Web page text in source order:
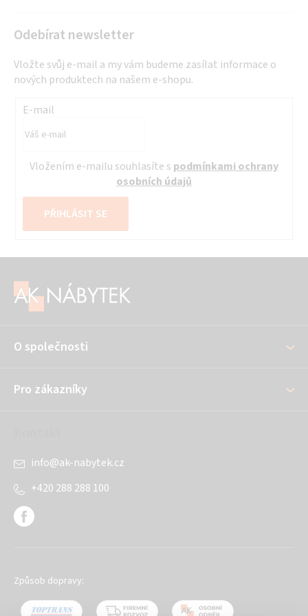
Odebírat newsletter
Vložte svůj e-mail a my vám budeme zasílat informace o
nových produktech na našem e-shopu.
E-mail
Vložením e-mailu souhlasíte s podmínkami ochrany
osobních údajů
PŘIHLÁSIT SE
O společnosti
Pro zákazníky
info@ak-nabytek.cz
+420 288 288 100
Způsob dopravy: